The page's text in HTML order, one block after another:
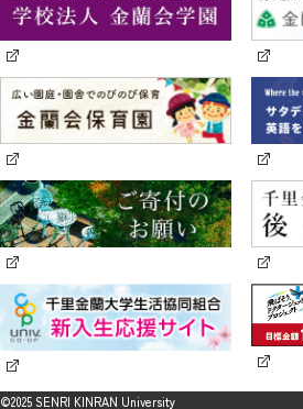
©2025 SENRI KINRAN University